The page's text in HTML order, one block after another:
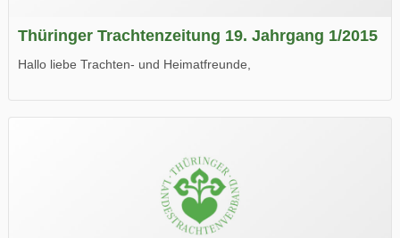
Thüringer Trachtenzeitung 19. Jahrgang 1/2015
Hallo liebe Trachten- und Heimatfreunde,
Wir wünschen Euch viel Spaß beim Lesen.